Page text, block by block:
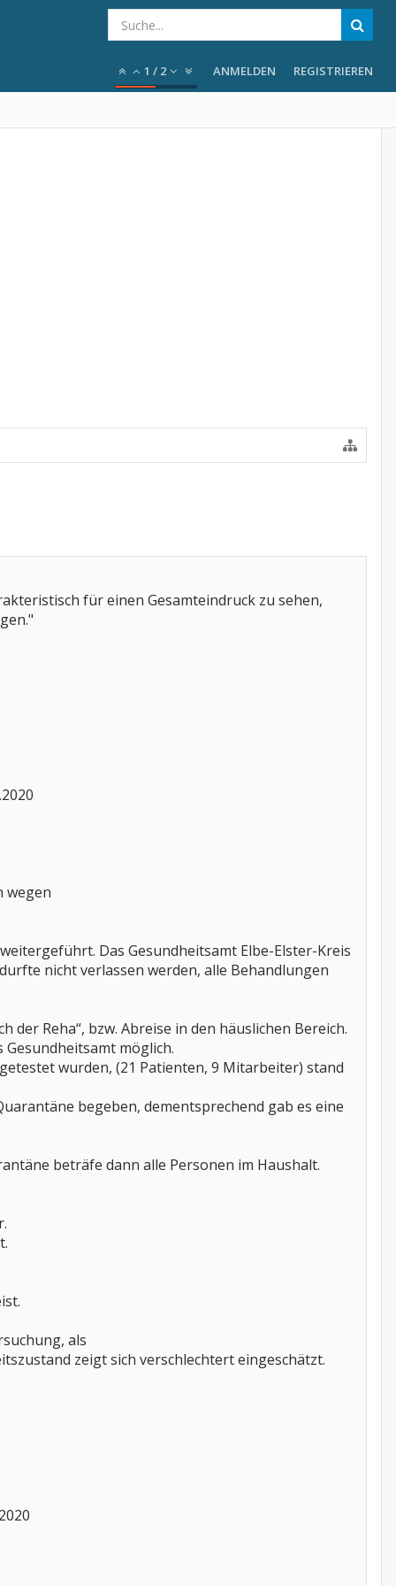
1 / 2 ANMELDEN REGISTRIEREN
für einen Gesamteindruck zu sehen,
wegen
Das Gesundheitsamt Elbe-Elster-Kreis
nicht verlassen werden, alle Behandlungen
Reha“, bzw. Abreise in den häuslichen Bereich.
möglich.
wurden, (21 Patienten, 9 Mitarbeiter) stand
begeben, dementsprechend gab es eine
beträfe dann alle Personen im Haushalt.
als
zeigt sich verschlechtert eingeschätzt.